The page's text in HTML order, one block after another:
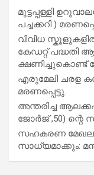
മുട്ടപ്പള്ളി
പച്ചക്കറി )
വിവിധ
കേഡറ്റ് പദ്ധതി
ക്ഷണിച്ചുകൊണ്ട്
എരുമേലി ചരള
മരണപ്പെട്ടു.
അന്തരിച്ച
ജോർജ് ,50) ന്റെ
സഹകരണ മേഖല
സാധ്യമാക്കും: